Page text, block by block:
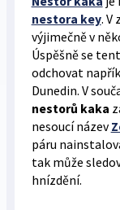
nestora key. V
výjimečně v
Úspěšně se
odchovat
Dunedin. V
nestorů kaka
nesoucí název
páru
tak může
hnízdění.